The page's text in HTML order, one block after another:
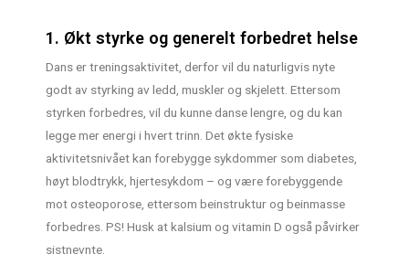
1. Økt styrke og generelt forbedret helse
Dans er treningsaktivitet, derfor vil du naturligvis nyte
godt av styrking av ledd, muskler og skjelett. Ettersom
styrken forbedres, vil du kunne danse lengre, og du kan
legge mer energi i hvert trinn. Det økte fysiske
aktivitetsnivået kan forebygge sykdommer som diabetes,
høyt blodtrykk, hjertesykdom – og være forebyggende
mot osteoporose, ettersom beinstruktur og beinmasse
forbedres. PS! Husk at kalsium og vitamin D også påvirker
sistnevnte.